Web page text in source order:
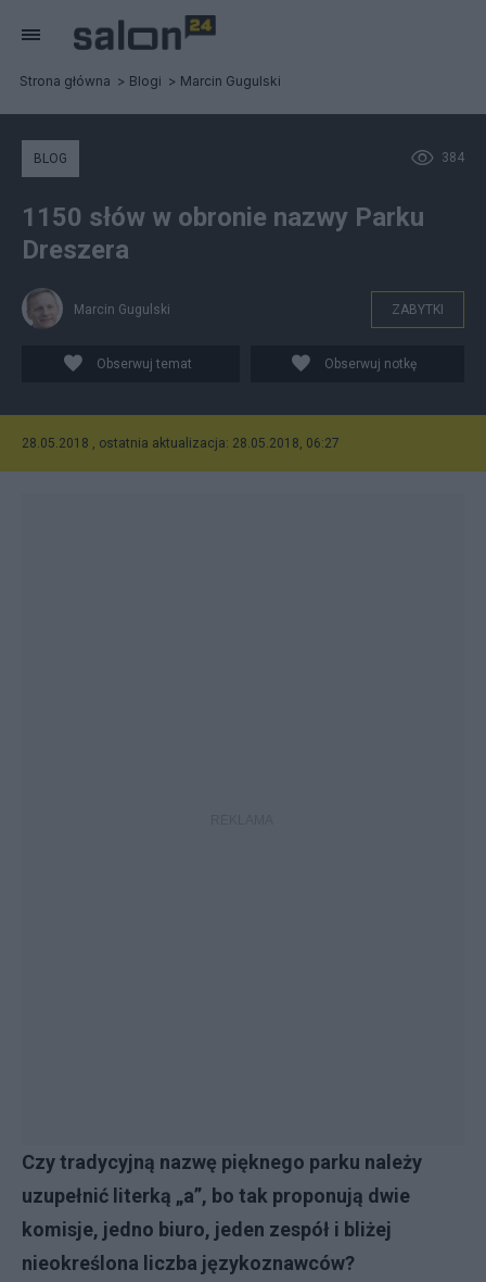
Strona główna Blogi Marcin Gugulski
384
BLOG
1150 słów w obronie nazwy Parku
Dreszera
Marcin Gugulski ZABYTKI
Obserwuj temat Obserwuj notkę
28.05.2018 , ostatnia aktualizacja: 28.05.2018, 06:27
Czy tradycyjną nazwę pięknego parku należy
uzupełnić literką „a”, bo tak proponują dwie
komisje, jedno biuro, jeden zespół i bliżej
nieokreślona liczba językoznawców?